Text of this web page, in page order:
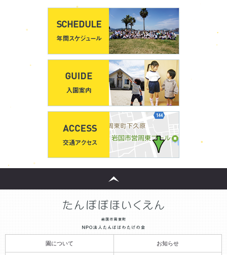
園について お知らせ